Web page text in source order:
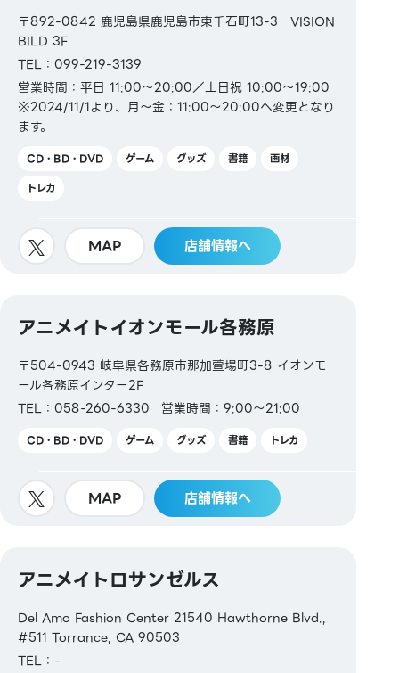
〒892-0842 鹿児島県鹿児島市東千石町13-3 VISION
BILD 3F
TEL：099-219-3139
営業時間：平日 11:00～20:00／土日祝 10:00～19:00
※2024/11/1より、月～金：11:00～20:00へ変更となり
ます。
CD・BD・DVD ゲーム グッズ 書籍
画材
トレカ
MAP 店舗情報へ
アニメイトイオンモール各務原
〒504-0943 岐阜県各務原市那加萱場町3-8 イオンモ
ール各務原インター2F
TEL：058-260-6330
営業時間：9:00～21:00
CD・BD・DVD ゲーム グッズ 書籍 トレカ
MAP 店舗情報へ
アニメイトロサンゼルス
Del Amo Fashion Center 21540 Hawthorne Blvd.,
#511 Torrance, CA 90503
TEL：-